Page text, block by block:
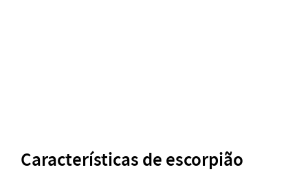
Características de escorpião